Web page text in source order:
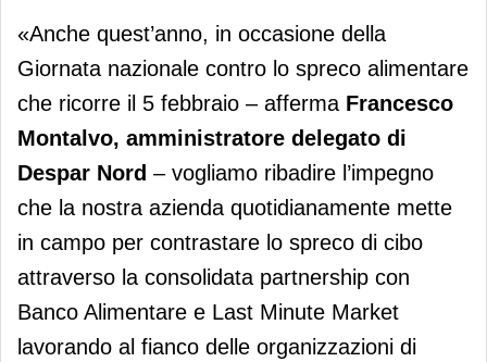
«Anche quest’anno, in occasione della
Giornata nazionale contro lo spreco alimentare
che ricorre il 5 febbraio – afferma Francesco
Montalvo, amministratore delegato di
Despar Nord – vogliamo ribadire l’impegno
che la nostra azienda quotidianamente mette
in campo per contrastare lo spreco di cibo
attraverso la consolidata partnership con
Banco Alimentare e Last Minute Market
lavorando al fianco delle organizzazioni di